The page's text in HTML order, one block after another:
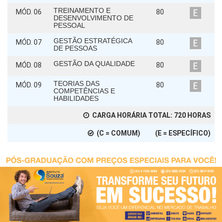
MÓD. 06
TREINAMENTO E
DESENVOLVIMENTO DE
PESSOAL
80
MÓD. 07
GESTÃO ESTRATÉGICA
DE PESSOAS
80
MÓD. 08 GESTÃO DA QUALIDADE 80
MÓD. 09
TEORIAS DAS
COMPETÊNCIAS E
HABILIDADES
80
CARGA HORÁRIA TOTAL: 720 HORAS
(C = COMUM) (E = ESPECÍFICO)